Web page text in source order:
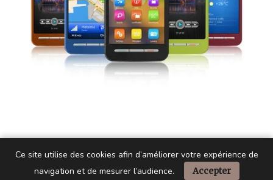
Ce site utilise des cookies afin d’améliorer votre expérience de
navigation et de mesurer l’audience.
Accepter